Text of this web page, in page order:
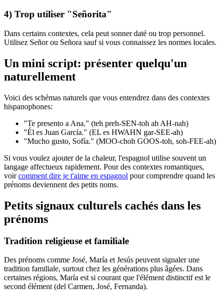
4) Trop utiliser "Señorita"
Dans certains contextes, cela peut sonner daté ou trop personnel.
Utilisez Señor ou Señora sauf si vous connaissez les normes locales.
Un mini script: présenter quelqu'un
naturellement
Voici des schémas naturels que vous entendrez dans des contextes
hispanophones:
"Te presento a Ana." (teh preh-SEN-toh ah AH-nah)
"Él es Juan García." (EL es HWAHN gar-SEE-ah)
"Mucho gusto, Sofía." (MOO-choh GOOS-toh, soh-FEE-ah)
Si vous voulez ajouter de la chaleur, l'espagnol utilise souvent un
langage affectueux rapidement. Pour des contextes romantiques,
voircomment dire je t'aime en espagnol pour comprendre quand les
prénoms deviennent des petits noms.
Petits signaux culturels cachés dans les
prénoms
Tradition religieuse et familiale
Des prénoms comme José, María et Jesús peuvent signaler une
tradition familiale, surtout chez les générations plus âgées. Dans
certaines régions, María est si courant que l'élément distinctif est le
second élément (del Carmen, José, Fernanda).